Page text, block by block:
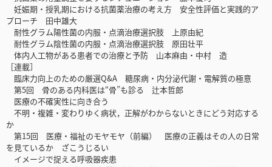
妊娠期・授乳期における抗菌薬治療の考え方 安全性評価と実践的ア
プローチ 田中雄大
耐性グラム陽性菌の内服・点滴治療選択肢 上原由紀
耐性グラム陰性菌の内服・点滴治療選択肢 原田壮平
体内人工物がある患者での治療と予防 山本麻由・中村 造
［連載］
臨床力向上のための厳選Q&A 糖尿病・内分泌代謝・電解質の極意
第5回 骨のある内科医は“骨”も診る 辻本哲郎
医療の不確実性に向き合う
不明・複雑・変わりゆく病状，正解がわからないときにどう対応する
か
第15回 医療・福祉のモヤモヤ（前編） 医療の正義はその人の日常
を見ているか ざこうじるい
イメージで捉える呼吸器疾患